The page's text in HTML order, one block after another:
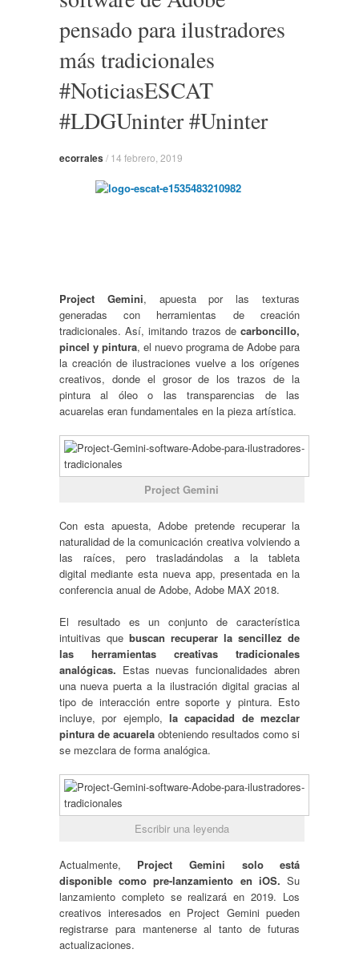
pensado para ilustradores
más tradicionales
#NoticiasESCAT
#LDGUninter #Uninter
ecorrales/ 14 febrero, 2019
Project Gemini, apuesta por las texturas
generadas con herramientas de creación
tradicionales. Así, imitando trazos decarboncillo,
pincel y pintura, el nuevo programa de Adobe para
la creación de ilustraciones vuelve a los orígenes
creativos, donde el grosor de los trazos de la
pintura al óleo o las transparencias de las
acuarelas eran fundamentales en la pieza artística.
Project Gemini
Con esta apuesta, Adobe pretende recuperar la
naturalidad de la comunicación creativa volviendo a
las raíces, pero trasladándolas a la tableta
digital mediante esta nueva app, presentada en la
conferencia anual de Adobe, Adobe MAX 2018.
El resultado es un conjunto de característica
intuitivas que buscan recuperar la sencillez de
las herramientas creativas tradicionales
analógicas. Estas nuevas funcionalidades abren
una nueva puerta a la ilustración digital gracias al
tipo de interacción entre soporte y pintura. Esto
incluye, por ejemplo, la capacidad de mezclar
pintura de acuarela obteniendo resultados como si
se mezclara de forma analógica.
Escribir una leyenda
Actualmente, Project Gemini solo está
disponible como pre-lanzamiento en iOS.Su
lanzamiento completo se realizará en 2019. Los
creativos interesados ​​en Project Gemini pueden
registrarse para mantenerse al tanto de futuras
actualizaciones.